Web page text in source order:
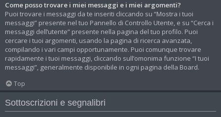
Come posso trovare i miei messaggi e i miei argomenti?
Puoi trovare i messaggi da te inseriti cliccando su “Mostra i tuoi
messaggi” presente nel tuo Pannello di Controllo Utente, e su “Cerca i
messaggi dell’utente” presente nella pagina del tuo profilo. Puoi
cercare i tuoi argomenti, usando la pagina di ricerca avanzata,
compilando i vari campi opportunamente. Puoi comunque trovare
rapidamente i tuoi messaggi, cliccando sull’omonima funzione “I tuoi
messaggi”, generalmente disponibile in ogni pagina della Board.
Top
Sottoscrizioni e segnalibri